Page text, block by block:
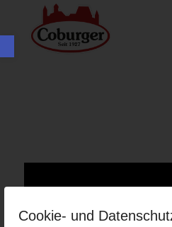
Open toolbar
Cookie- und